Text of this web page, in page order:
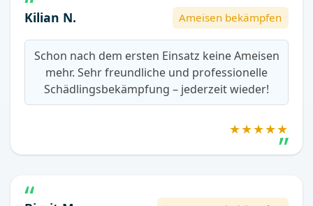
Kilian N. Ameisen bekämpfen
Schon nach dem ersten Einsatz keine Ameisen
mehr. Sehr freundliche und professionelle
Schädlingsbekämpfung – jederzeit wieder!
★★★★★